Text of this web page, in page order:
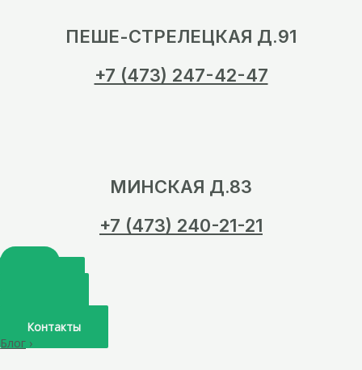
ПЕШЕ-СТРЕЛЕЦКАЯ Д.91
+7 (473) 247-42-47
МИНСКАЯ Д.83
+7 (473) 240-21-21
Контакты
Блог ›